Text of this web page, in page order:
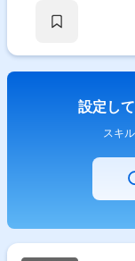
設定し
スキ